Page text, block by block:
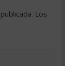
Los